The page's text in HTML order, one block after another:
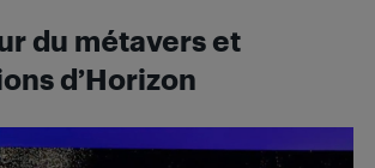
du métavers et
d’Horizon